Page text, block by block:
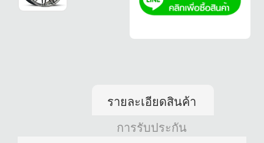
รายละเอียดสินค้า
การรับประกัน